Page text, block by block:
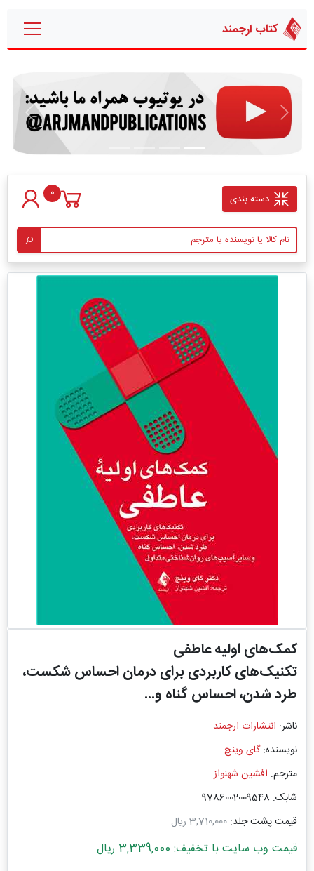
کتاب ارجمند
قبلی بعدی
دسته بندی 0
کمک‌های اولیه عاطفی
تکنیک‌های کاربردی برای درمان احساس شکست،
طرد شدن، احساس گناه و...
ناشر: انتشارات ارجمند
نویسنده:گای وینچ
مترجم: افشین شهنواز
شابک: 9786002009548
قیمت پشت جلد: 3,710,000 ریال
قیمت وب سایت با تخفیف: 3,339,000 ریال